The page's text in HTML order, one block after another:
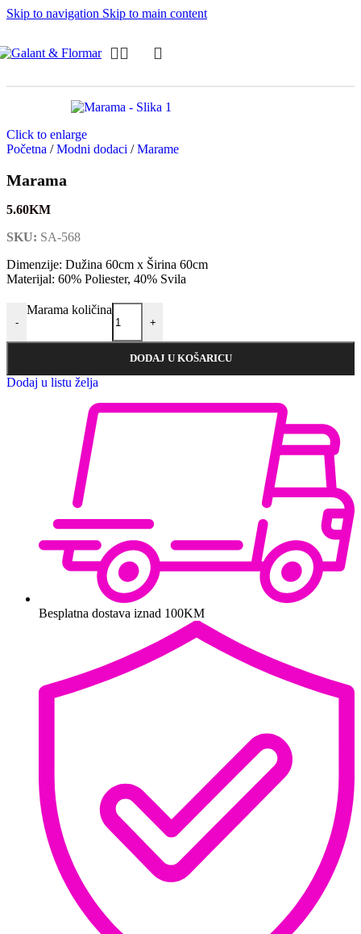
Skip to navigation Skip to main content
Click to enlarge
Početna / Modni dodaci / Marame
Marama
5.60KM
SKU: SA-568
Dimenzije: Dužina 60cm x Širina 60cm
Materijal: 60% Poliester, 40% Svila
-
Marama količina
+
DODAJ U KOŠARICU
Dodaj u listu želja
Besplatna dostava iznad 100KM